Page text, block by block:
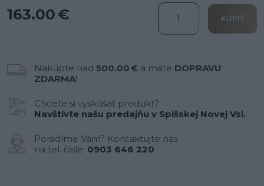
163.00 € KÚPIŤ
Nakúpte nad 500.00 € a máte DOPRAVU
ZDARMA!
Chcete si vyskúšať produkt?
Navštívte našu predajňu v Spišskej Novej Vsi.
Poradíme Vám? Kontaktujte nás
na tel. čísle: 0903 646 220